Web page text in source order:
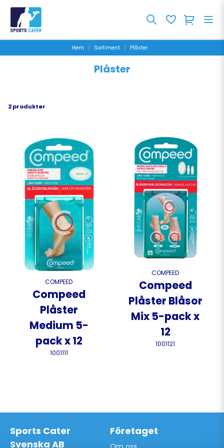
Hem Sortiment Plåster
Plåster
2 produkter
COMPEED
Compeed
Plåster
Medium 5-
pack x 12
1001111
COMPEED
Compeed
Plåster Blåsor
Mix 5-pack x
12
1001121
Sports Cater
Svenska AB
Företaget